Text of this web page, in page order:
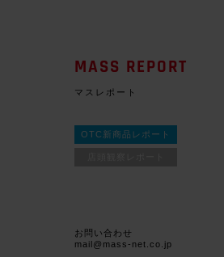
MASS REPORT
マスレポート
OTC新商品レポート
お問い合わせ
mail@mass-net.co.jp